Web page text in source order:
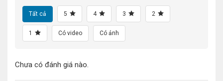
Tất cả 5 4 3 2
1 Có video Có ảnh
Chưa có đánh giá nào.